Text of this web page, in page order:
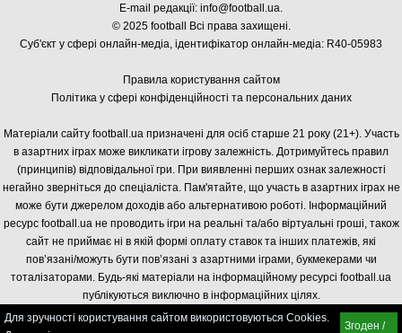
E-mail редакції: info@football.ua.
© 2025 football Всі права захищені.
Суб'єкт у сфері онлайн-медіа, ідентифікатор онлайн-медіа: R40-05983
Правила користування сайтом
Політика у сфері конфіденційності та персональних даних
Матеріали сайту football.ua призначені для осіб старше 21 року (21+). Участь
в азартних іграх може викликати ігрову залежність. Дотримуйтесь правил
(принципів) відповідальної гри. При виявленні перших ознак залежності
негайно зверніться до спеціаліста. Пам'ятайте, що участь в азартних іграх не
може бути джерелом доходів або альтернативою роботі. Інформаційний
ресурс football.ua не проводить ігри на реальні та/або віртуальні гроші, також
сайт не приймає ні в якій формі оплату ставок та інших платежів, які
пов’язані/можуть бути пов’язані з азартними іграми, букмекерами чи
тоталізаторами. Будь-які матеріали на інформаційному ресурсі football.ua
публікуються виключно в інформаційних цілях.
Для зручності користування сайтом використовуються Cookies.
Згоден /